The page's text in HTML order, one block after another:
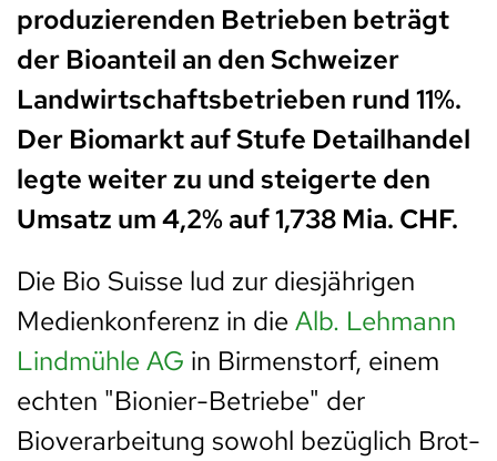
produzierenden Betrieben beträgt
der Bioanteil an den Schweizer
Landwirtschaftsbetrieben rund 11%.
Der Biomarkt auf Stufe Detailhandel
legte weiter zu und steigerte den
Umsatz um 4,2% auf 1,738 Mia. CHF.
Die Bio Suisse lud zur diesjährigen
Medienkonferenz in dieAlb. Lehmann
Lindmühle AG in Birmenstorf, einem
echten "Bionier-Betriebe" der
Bioverarbeitung sowohl bezüglich Brot-